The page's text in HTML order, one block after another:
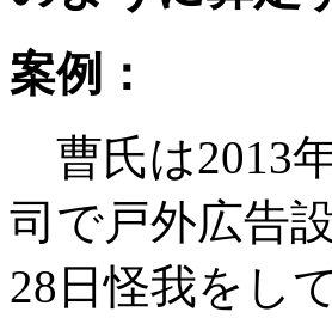
案例：
曹氏は2013
司で戸外広告
28日怪我をし